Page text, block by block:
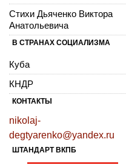
Стихи Дьяченко Виктора
Анатольевича
В СТРАНАХ СОЦИАЛИЗМА
Куба
КНДР
КОНТАКТЫ
nikolaj-
degtyarenko@yandex.ru
ШТАНДАРТ ВКПБ